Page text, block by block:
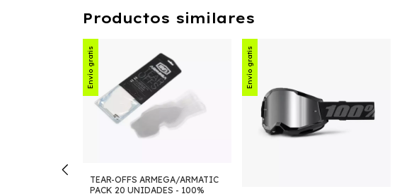
Productos similares
Envío gratis
TEAR-OFFS ARMEGA/ARMATIC
PACK 20 UNIDADES - 100%
Envío gratis